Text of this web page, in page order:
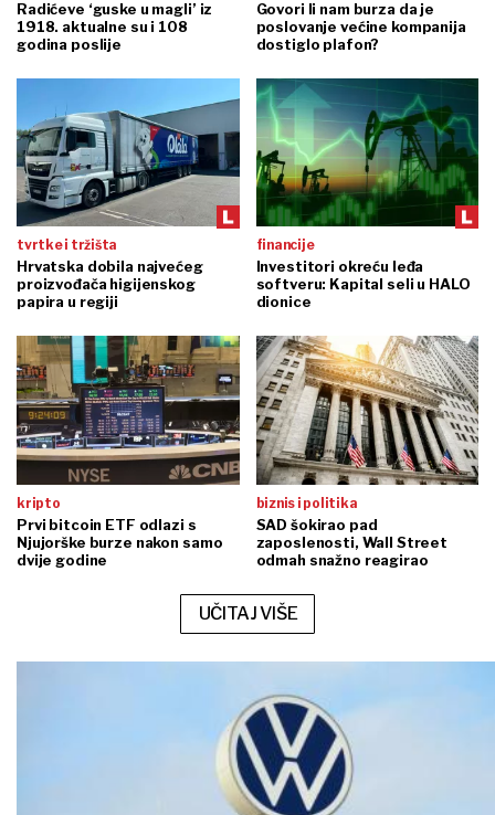
Radićeve ‘guske u magli’ iz
1918. aktualne su i 108
godina poslije
Govori li nam burza da je
poslovanje većine kompanija
dostiglo plafon?
tvrtke i tržišta
Hrvatska dobila najvećeg
proizvođača higijenskog
papira u regiji
financije
Investitori okreću leđa
softveru: Kapital seli u HALO
dionice
kripto
Prvi bitcoin ETF odlazi s
Njujorške burze nakon samo
dvije godine
biznis i politika
SAD šokirao pad
zaposlenosti, Wall Street
odmah snažno reagirao
UČITAJ VIŠE